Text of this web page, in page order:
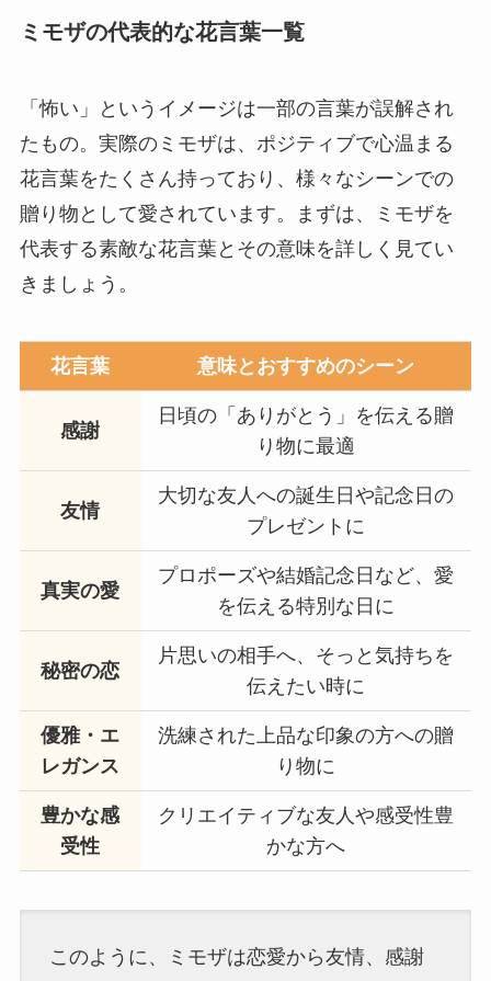
ミモザの代表的な花言葉一覧
「怖い」というイメージは一部の言葉が誤解され
たもの。実際のミモザは、ポジティブで心温まる
花言葉をたくさん持っており、様々なシーンでの
贈り物として愛されています。まずは、ミモザを
代表する素敵な花言葉とその意味を詳しく見てい
きましょう。
花言葉 意味とおすすめのシーン
感謝
日頃の「ありがとう」を伝える贈
り物に最適
友情
大切な友人への誕生日や記念日の
プレゼントに
真実の愛
プロポーズや結婚記念日など、愛
を伝える特別な日に
秘密の恋
片思いの相手へ、そっと気持ちを
伝えたい時に
優雅・エ
レガンス
洗練された上品な印象の方への贈
り物に
豊かな感
受性
クリエイティブな友人や感受性豊
かな方へ
このように、ミモザは恋愛から友情、感謝